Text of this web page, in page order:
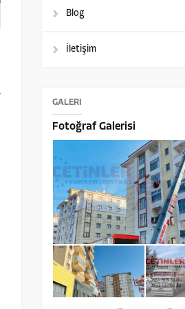
Blog
İletişim
GALERİ
Fotoğraf Galerisi